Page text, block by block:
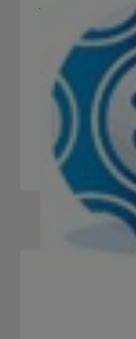
STAND 113
El objetivo de la
Seguridad de
información...
Asociación /